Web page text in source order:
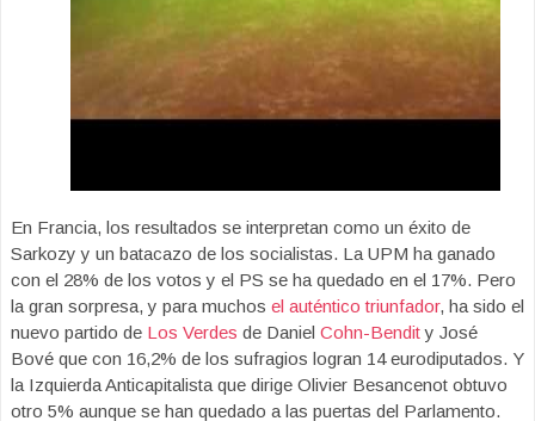
En Francia, los resultados se interpretan como un éxito de
Sarkozy y un batacazo de los socialistas. La UPM ha ganado
con el 28% de los votos y el PS se ha quedado en el 17%. Pero
la gran sorpresa, y para muchos el auténtico triunfador, ha sido el
nuevo partido de Los Verdes de Daniel Cohn-Bendity José
Bové que con 16,2% de los sufragios logran 14 eurodiputados. Y
la Izquierda Anticapitalista que dirige Olivier Besancenot obtuvo
otro 5% aunque se han quedado a las puertas del Parlamento.